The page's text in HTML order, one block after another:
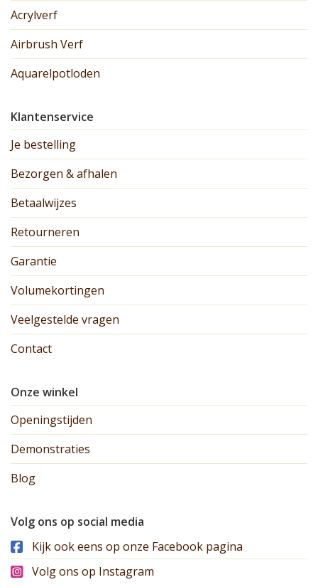
Acrylverf
Airbrush Verf
Aquarelpotloden
Klantenservice
Je bestelling
Bezorgen & afhalen
Betaalwijzes
Retourneren
Garantie
Volumekortingen
Veelgestelde vragen
Contact
Onze winkel
Openingstijden
Demonstraties
Blog
Volg ons op social media
Kijk ook eens op onze Facebook pagina
Volg ons op Instagram